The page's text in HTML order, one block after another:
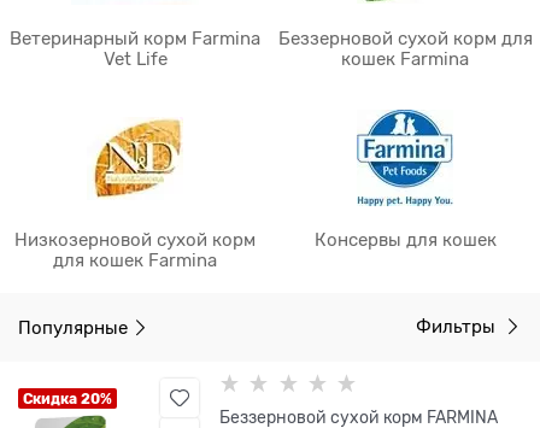
Ветеринарный корм Farmina
Vet Life
Беззерновой сухой корм для
кошек Farmina
Низкозерновой сухой корм
для кошек Farmina
Консервы для кошек
Популярные Фильтры
Скидка 20%
Беззерновой cухой корм FARMINA